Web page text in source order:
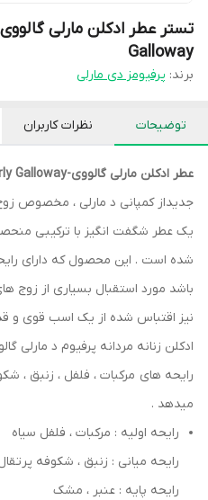
Galloway
برند: پرفیومز دی مارلی
توضیحات نظرات کاربران
عطر ادکلن مارلی گالووی-Parfums de Marly Galloway،
جدیداز کمپانی د مارلی ، مخصوص
یک عطر شگفت انگیز با ترکیبی
شده است . این محصول که دارای
باشد مورد استقبال بسیاری از زوج
نیز اقتباس شده از یک اسب قوی و
ادکلن زنانه مردانه پرفیوم د مارلی
رایحه های مرکبات ، فلفل ، زنبق ،
میدهد .
رايحه اوليه : مرکبات ، فلفل سیاه
رايحه ميانی : زنبق ، شکوفه
رايحه پایه : عنبر ، مشک